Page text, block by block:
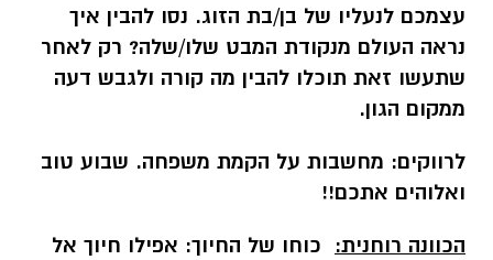
עצמכם לנעליו של בן/בת הזוג. נסו להבין איך
נראה העולם מנקודת המבט שלו/שלה? רק לאחר
שתעשו זאת תוכלו להבין מה קורה ולגבש דעה
ממקום הגון.
לרווקים: מחשבות על הקמת משפחה. שבוע טוב
ואלוהים אתכם!!
הכוונה רוחנית:
כוחו של החיוך: אפילו חיוך אל